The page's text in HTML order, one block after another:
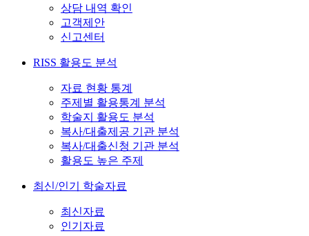
상담 내역 확인
고객제안
신고센터
RISS 활용도 분석
자료 현황 통계
주제별 활용통계 분석
학술지 활용도 분석
복사/대출제공 기관 분석
복사/대출신청 기관 분석
활용도 높은 주제
최신/인기 학술자료
최신자료
인기자료